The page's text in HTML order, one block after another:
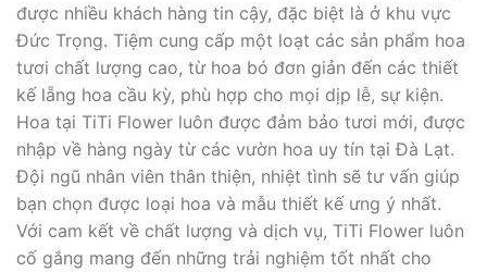
được nhiều khách hàng tin cậy, đặc biệt là ở khu vực
Đức Trọng. Tiệm cung cấp một loạt các sản phẩm hoa
tươi chất lượng cao, từ hoa bó đơn giản đến các thiết
kế lẵng hoa cầu kỳ, phù hợp cho mọi dịp lễ, sự kiện.
Hoa tại TiTi Flower luôn được đảm bảo tươi mới, được
nhập về hàng ngày từ các vườn hoa uy tín tại Đà Lạt.
Đội ngũ nhân viên thân thiện, nhiệt tình sẽ tư vấn giúp
bạn chọn được loại hoa và mẫu thiết kế ưng ý nhất.
Với cam kết về chất lượng và dịch vụ, TiTi Flower luôn
cố gắng mang đến những trải nghiệm tốt nhất cho